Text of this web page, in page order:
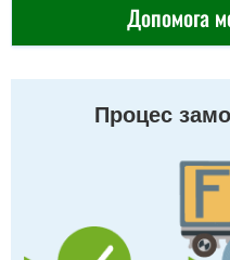
Допомога
Процес